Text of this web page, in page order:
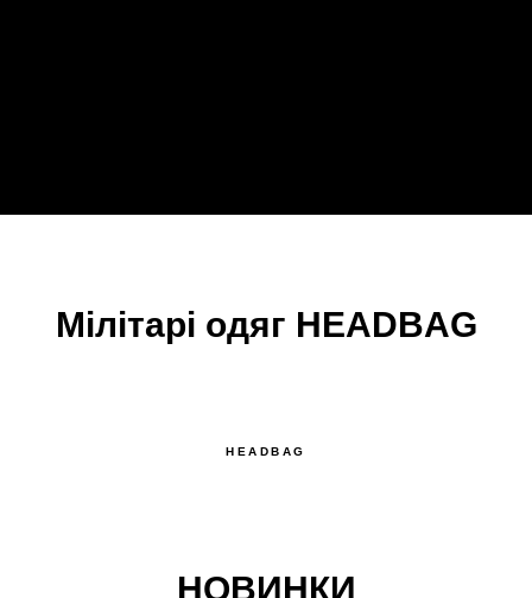
Мілітарі одяг HEADBAG
HEADBAG
НОВИНКИ